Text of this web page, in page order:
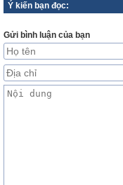
Ý kiến bạn đọc:
Gửi bình luận của bạn